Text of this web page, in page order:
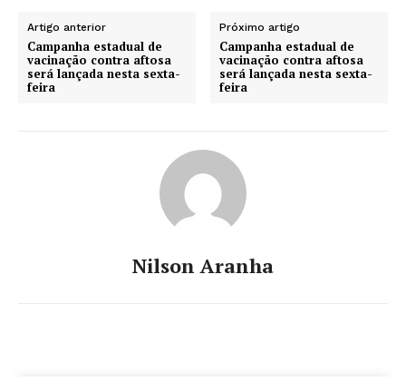
Artigo anterior
Campanha estadual de
vacinação contra aftosa
será lançada nesta sexta-
feira
Próximo artigo
Campanha estadual de
vacinação contra aftosa
será lançada nesta sexta-
feira
Nilson Aranha